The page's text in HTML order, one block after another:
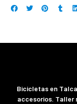
Bicicletas en
accesorios. Taller